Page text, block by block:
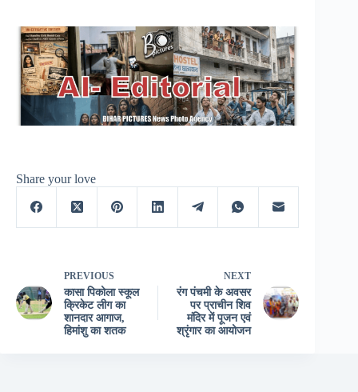
Share your love
PREVIOUS
कासा पिकोला स्कूल
क्रिकेट लीग का
शानदार आगाज,
हिमांशु का शतक
NEXT
रंग पंचमी के अवसर
पर प्राचीन शिव
मंदिर में पूजन एवं
श्रृंगार का आयोजन